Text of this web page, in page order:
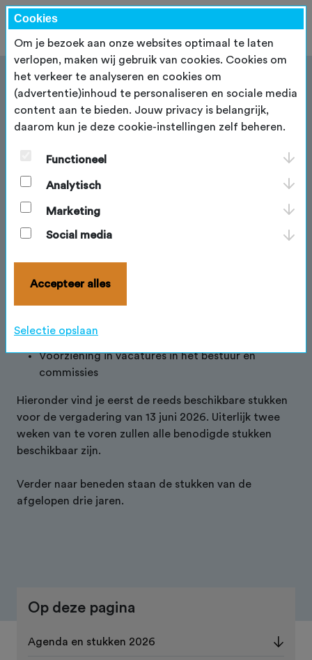
Bondsvergadering
Het hoogste orgaan van de NBF is de
bondsvergadering. Hierin worden alle leden en
verenigingen door (vrijwillige) afgevaardigden
vertegenwoordigd. Jaarlijks wordt in juni de
bondsvergadering (algemene ledenvergadering)
met het vaststellen van de:
Tarieven / contributie
(financieel) Jaarverslag
Jaarplan
Voorziening in vacatures in het bestuur en
commissies
Hieronder vind je eerst de reeds beschikbare stukken
voor de vergadering van 13 juni 2026. Uiterlijk twee
weken van te voren zullen alle benodigde stukken
beschikbaar zijn.
Verder naar beneden staan de stukken van de
afgelopen drie jaren.
Op deze pagina
Agenda en stukken 2026
Cookies
Om je bezoek aan onze websites optimaal te laten
verlopen, maken wij gebruik van cookies. Cookies om
het verkeer te analyseren en cookies om
(advertentie)inhoud te personaliseren en sociale media
content aan te bieden. Jouw privacy is belangrijk,
daarom kun je deze cookie-instellingen zelf beheren.
Functioneel
Analytisch
Marketing
Social media
Accepteer alles
Selectie opslaan